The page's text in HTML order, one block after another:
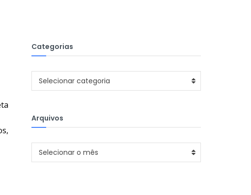
Categorias
Categorias
Selecionar categoria
Arquivos
Arquivos
Selecionar o mês